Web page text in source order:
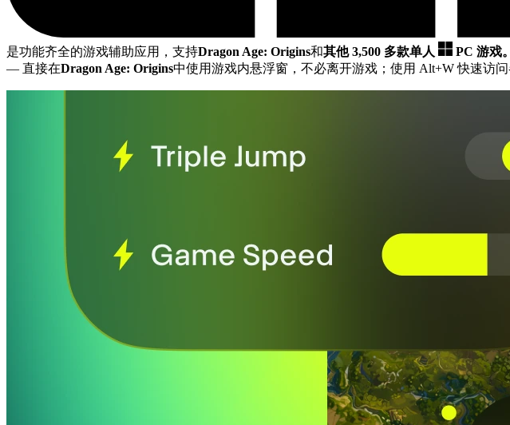
是功能齐全的游戏辅助应用，支持Dragon Age: Origins和其他 3,500 多款单人 PC 游戏。
— 直接在Dragon Age: Origins中使用游戏内悬浮窗，不必离开游戏；使用 Alt+W 快速访问